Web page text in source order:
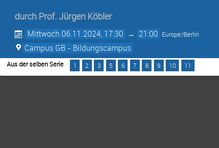
durch Prof.Jürgen Köbler
Mittwoch 06.11.2024, 17:30 → 21:00 Europe/Berlin
Campus GB - Bildungscampus
Aus der selben Serie 1 2 3 5 6 7 8 9 10 11